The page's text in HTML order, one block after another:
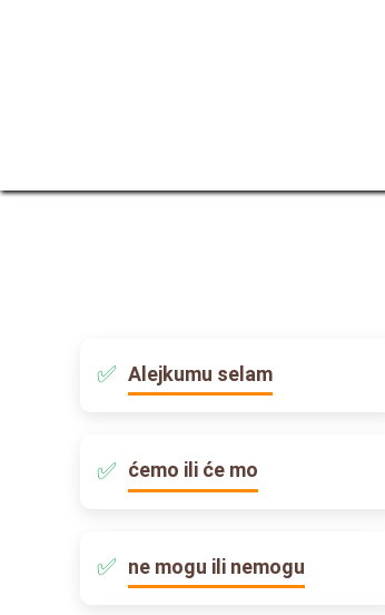
Alejkumu selam
ćemo ili će mo
ne mogu ili nemogu